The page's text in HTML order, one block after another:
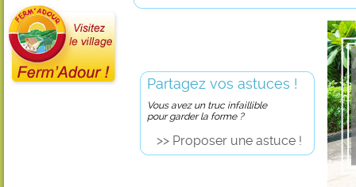
Partagez vos astuces !
Vous avez un truc infaillible
pour garder la forme ?
>> Proposer une astuce !